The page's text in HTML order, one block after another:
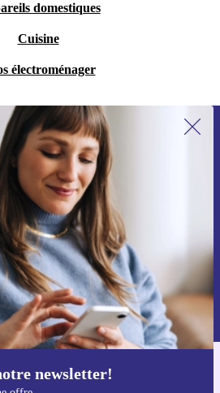
domestiques
Cuisine
électroménager
newsletter!
offres et infos de refurbed
plus aucune offre.
S'inscrire
sur l'utilisation des données personnelles
.
l'application refurbed